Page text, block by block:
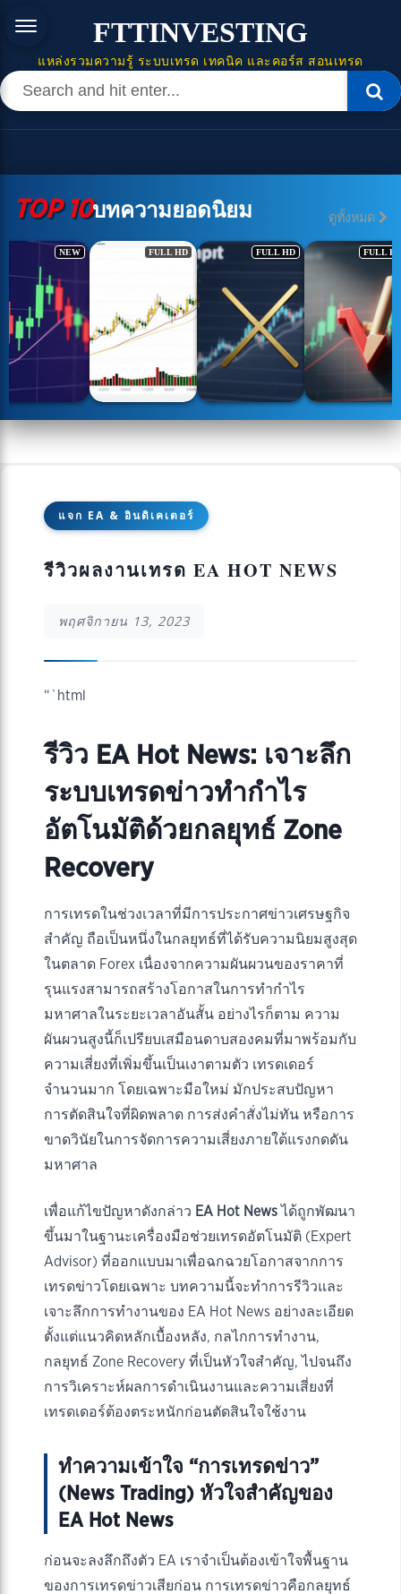
FTTINVESTING
แหล่งรวมความรู้ ระบบเทรด เทคนิค และคอร์ส สอนเทรด
TOP 10บทความยอดนิยม ดูทั้งหมด
NEW FULL HD FULL HD FULL
แจก EA & อินดิเคเตอร์
รีวิวผลงานเทรด EA HOT NEWS
พฤศจิกายน 13, 2023
“`html
รีวิว EA Hot News: เจาะลึก
ระบบเทรดข่าวทำกำไร
อัตโนมัติด้วยกลยุทธ์ Zone
Recovery
การเทรดในช่วงเวลาที่มีการประกาศข่าวเศรษฐกิจ
สำคัญ ถือเป็นหนึ่งในกลยุทธ์ที่ได้รับความนิยมสูงสุด
ในตลาด Forex เนื่องจากความผันผวนของราคาที่
รุนแรงสามารถสร้างโอกาสในการทำกำไร
มหาศาลในระยะเวลาอันสั้น อย่างไรก็ตาม ความ
ผันผวนสูงนี้ก็เปรียบเสมือนดาบสองคมที่มาพร้อมกับ
ความเสี่ยงที่เพิ่มขึ้นเป็นเงาตามตัว เทรดเดอร์
จำนวนมาก โดยเฉพาะมือใหม่ มักประสบปัญหา
การตัดสินใจที่ผิดพลาด การส่งคำสั่งไม่ทัน หรือการ
ขาดวินัยในการจัดการความเสี่ยงภายใต้แรงกดดัน
มหาศาล
เพื่อแก้ไขปัญหาดังกล่าว EA Hot News ได้ถูกพัฒนา
ขึ้นมาในฐานะเครื่องมือช่วยเทรดอัตโนมัติ (Expert
Advisor) ที่ออกแบบมาเพื่อฉกฉวยโอกาสจากการ
เทรดข่าวโดยเฉพาะ บทความนี้จะทำการรีวิวและ
เจาะลึกการทำงานของ EA Hot News อย่างละเอียด
ตั้งแต่แนวคิดหลักเบื้องหลัง, กลไกการทำงาน,
กลยุทธ์ Zone Recovery ที่เป็นหัวใจสำคัญ, ไปจนถึง
การวิเคราะห์ผลการดำเนินงานและความเสี่ยงที่
เทรดเดอร์ต้องตระหนักก่อนตัดสินใจใช้งาน
ทำความเข้าใจ “การเทรดข่าว”
(News Trading) หัวใจสำคัญของ
EA Hot News
ก่อนจะลงลึกถึงตัว EA เราจำเป็นต้องเข้าใจพื้นฐาน
ของการเทรดข่าวเสียก่อน การเทรดข่าวคือกลยุทธ์